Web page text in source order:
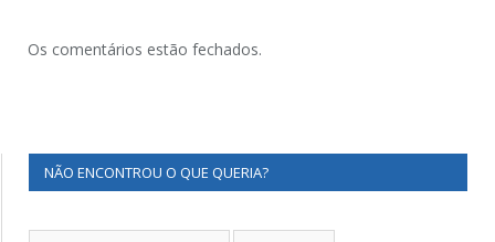
Os comentários estão fechados.
NÃO ENCONTROU O QUE QUERIA?